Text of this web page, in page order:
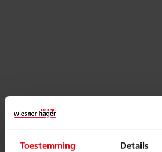
Toestemming Details